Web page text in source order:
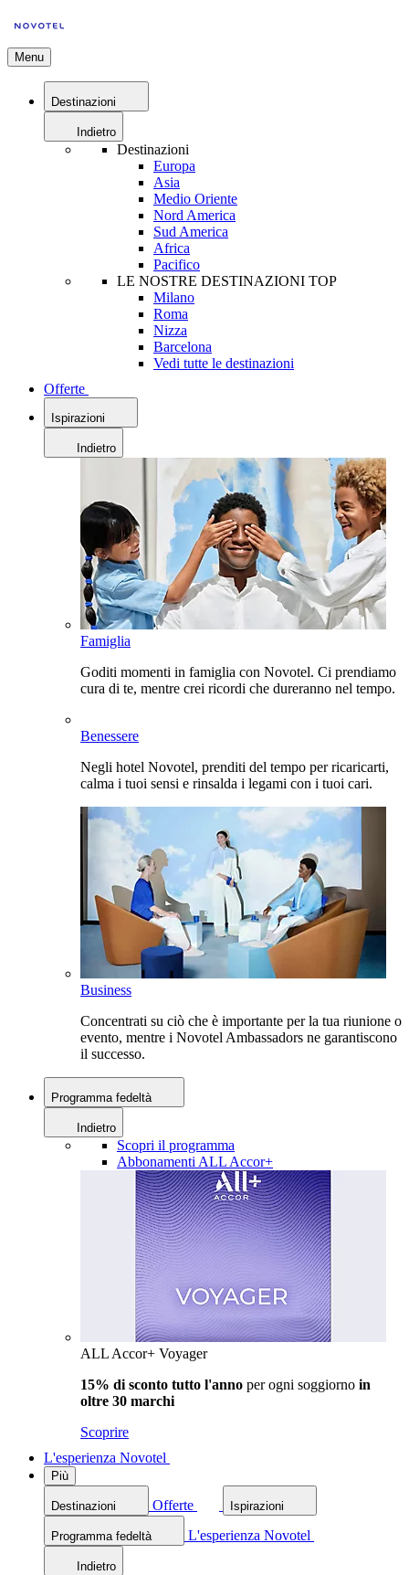
Menu
Destinazioni
Indietro
Destinazioni
Europa
Asia
Medio Oriente
Nord America
Sud America
Africa
Pacifico
LE NOSTRE DESTINAZIONI TOP
Milano
Roma
Nizza
Barcelona
Vedi tutte le destinazioni
Offerte
Ispirazioni
Indietro
Famiglia
Goditi momenti in famiglia con Novotel. Ci prendiamo
cura di te, mentre crei ricordi che dureranno nel tempo.
Benessere
Negli hotel Novotel, prenditi del tempo per ricaricarti,
calma i tuoi sensi e rinsalda i legami con i tuoi cari.
Business
Concentrati su ciò che è importante per la tua riunione o
evento, mentre i Novotel Ambassadors ne garantiscono
il successo.
Programma fedeltà
Indietro
Scopri il programma
Abbonamenti ALL Accor+
ALL Accor+ Voyager
15% di sconto tutto l'anno per ogni soggiorno in
oltre 30 marchi
Scoprire
L'esperienza Novotel
Più
Destinazioni Offerte Ispirazioni
Programma fedeltà L'esperienza Novotel
Indietro